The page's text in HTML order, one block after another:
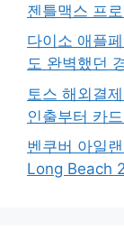
젠틀맥스 프
다이소 애플
도 완벽했던
토스 해외결
인출부터 카
벤쿠버 아일
Long Beach